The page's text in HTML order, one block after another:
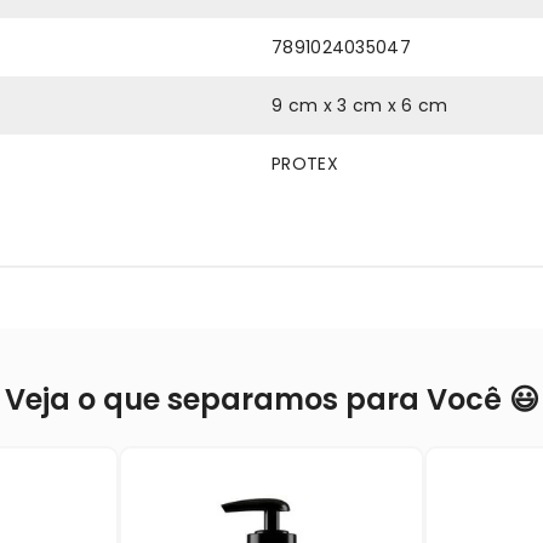
7891024035047
9 cm x 3 cm x 6 cm
PROTEX
Veja o que separamos para Você 😃